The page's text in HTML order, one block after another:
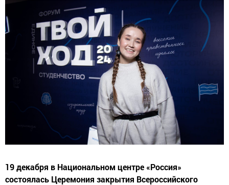
19 декабря в Национальном центре «Россия»
состоялась Церемония закрытия Всероссийского